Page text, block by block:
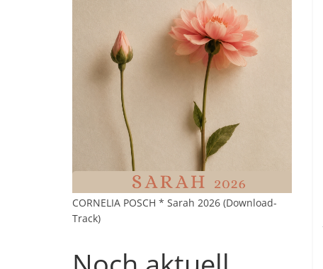
CORNELIA POSCH * Sarah 2026 (Download-
Track)